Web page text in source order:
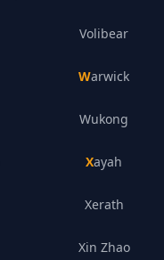
Volibear
Warwick
Wukong
Xayah
Xerath
Xin Zhao